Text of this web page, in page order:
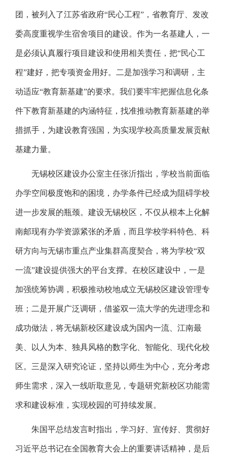
团，被列入了江苏省政府“民心工程”，省教育厅、发改
委高度重视学生宿舍项目的建设。作为一名基建人，一
是必须认真履行项目建设和使用相关责任，把“民心工
程”建好，把专项资金用好。二是加强学习和调研，主
动适应“教育新基建”的要求。我们要牢牢把握信息化条
件下教育新基建的内涵特征，找准推动教育新基建的举
措抓手，为建设教育强国，为实现学校高质量发展贡献
基建力量。
无锡校区建设办公室主任张沂指出，学校当前面临
办学空间极度饱和的困境，办学条件已经成为阻碍学校
进一步发展的瓶颈。建设无锡校区，不仅从根本上化解
南邮现有办学资源紧张的矛盾，而且学校学科特色、科
研方向与无锡市重点产业集群高度契合，将为学校“双
一流”建设提供强大的平台支撑。在校区建设中，一是
加强统筹协调，积极推动校地成立无锡校区建设管理专
班；二是开展广泛调研，借鉴双一流大学的先进理念和
成功做法，将无锡新校区建设成为国内一流、江南最
美、以人为本、独具风格的数字化、智能化、现代化校
区。三是深入研究论证，坚持以师生为中心，充分考虑
师生需求，深入一线听取意见，专题研究新校区功能需
求和建设标准，实现校园的可持续发展。
朱国平总结发言时指出，学习好、宣传好、贯彻好
习近平总书记在全国教育大会上的重要讲话精神，是后